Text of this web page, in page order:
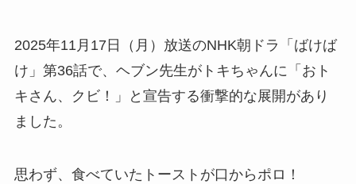
2025年11月17日（月）放送のNHK朝ドラ「ばけば
け」第36話で、ヘブン先生がトキちゃんに「おト
キさん、クビ！」と宣告する衝撃的な展開があり
ました。
思わず、食べていたトーストが口からポロ！